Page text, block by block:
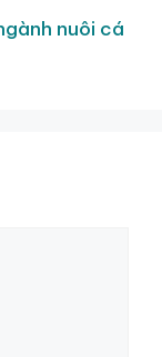
nuôi cá